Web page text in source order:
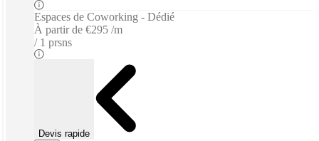
Espaces de Coworking - Dédié
À partir de €295 /m
1 prsns
Devis rapide